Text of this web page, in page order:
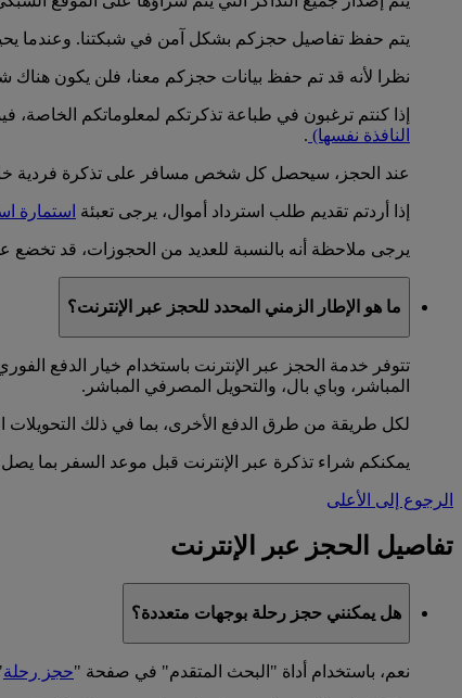
يتم حفظ تفاصيل حجزكم بشكل آمن في شبكتنا. وعندما
نظرا لأنه قد تم حفظ بيانات حجزكم معنا، فلن يكون
إذا كنتم ترغبون في طباعة تذكرتكم لمعلوماتكم الخاصة،
النافذة نفسها) .
عند الحجز، سيحصل كل شخص مسافر على تذكرة فردية
إذا أردتم تقديم طلب استرداد أموال، يرجى تعبئة استمارة
يرجى ملاحظة أنه بالنسبة للعديد من الحجوزات، قد تخضع
ما هو الإطار الزمني المحدد للحجز عبر الإنترنت؟
تتوفر خدمة الحجز عبر الإنترنت باستخدام خيار الدفع
المباشر، وباي بال، والتحويل المصرفي المباشر.
لكل طريقة من طرق الدفع الأخرى، بما في ذلك التحويلات
يمكنكم شراء تذكرة عبر الإنترنت قبل موعد السفر بما يصل إلى 328
الرجوع إلى الأعلى
تفاصيل الحجز عبر الإنترنت
هل يمكنني حجز رحلة بوجهات متعددة؟
نعم، باستخدام أداة "البحث المتقدم" في صفحة "حجز رحلة